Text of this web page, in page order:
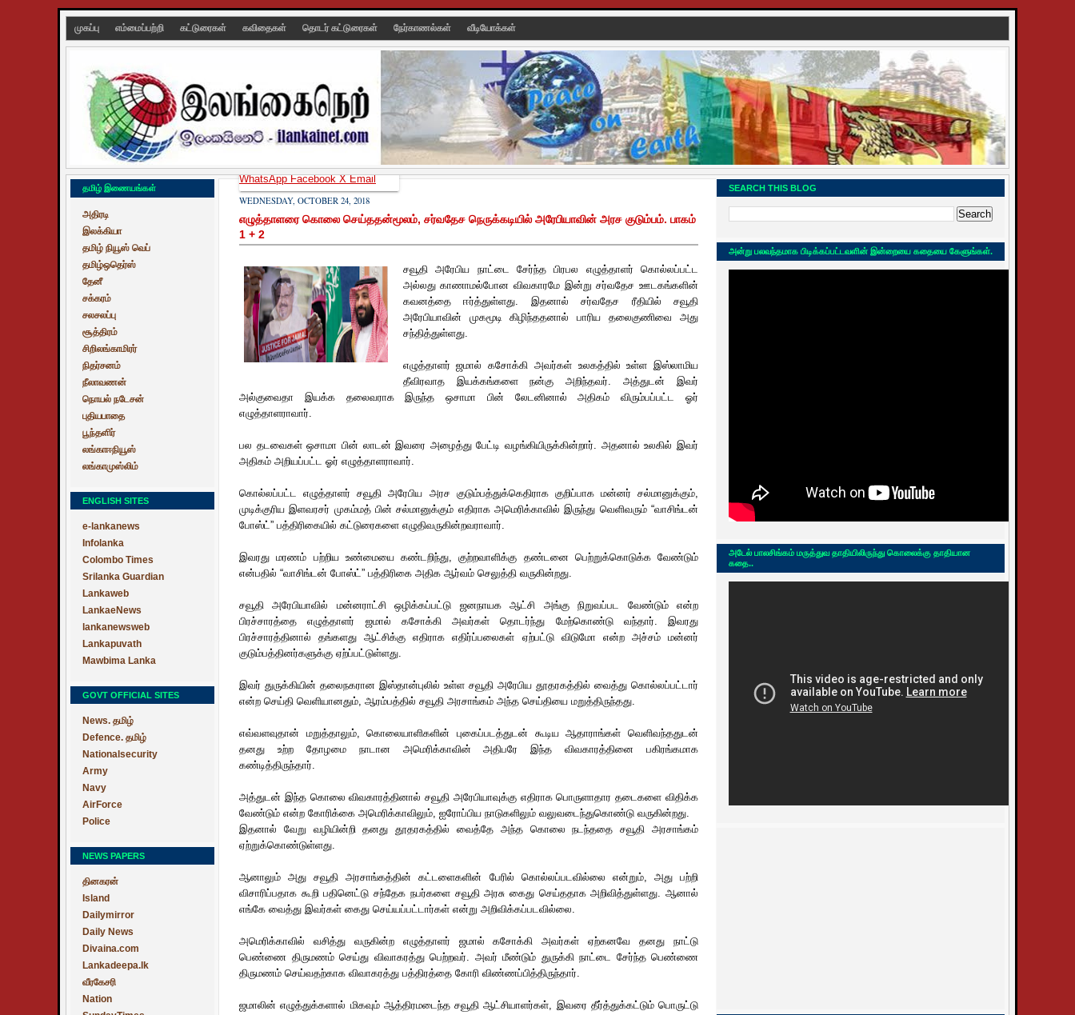
முகப்பு எம்மைப்பற்றி கட்டுரைகள் கவிதைகள் தொடர் கட்டுரைகள் நேர்காணல்கள் வீடியோக்கள்
தமிழ் இணையங்கள்
அதிரடி
இலக்கியா
தமிழ் நியூஸ் வெப்
தமிழ்ஒதெர்ஸ்
தேனீ
சக்கரம்
சலசலப்பு
சூத்திரம்
சிறிலங்காமிரர்
நிதர்சனம்
நீலாவணன்
நொயல் நடேசன்
புதியபாதை
பூந்தளிர்
லங்காஈநியூஸ்
லங்காமுஸ்லிம்
ENGLISH SITES
e-lankanews
Infolanka
Colombo Times
Srilanka Guardian
Lankaweb
LankaeNews
lankanewsweb
Lankapuvath
Mawbima Lanka
GOVT OFFICIAL SITES
News. தமிழ்
Defence. தமிழ்
Nationalsecurity
Army
Navy
AirForce
Police
NEWS PAPERS
தினகரன்
Island
Dailymirror
Daily News
Divaina.com
Lankadeepa.lk
வீரகேசரி
Nation
WEDNESDAY, OCTOBER 24, 2018
எழுத்தாளரை கொலை செய்ததன்மூலம், சர்வதேச நெருக்கடியில் அரேபியாவின் அரச குடும்பம். பாகம்
1 + 2
சவூதி அரேபிய நாட்டை சேர்ந்த பிரபல எழுத்தாளர் கொல்லப்பட்ட
அல்லது காணாமல்போன விவகாரமே இன்று சர்வதேச ஊடகங்களின்
கவனத்தை ஈர்த்துள்ளது. இதனால் சர்வதேச ரீதியில் சவூதி
அரேபியாவின் முகமூடி கிழிந்ததனால் பாரிய தலைகுணிவை அது
சந்தித்துள்ளது.
எழுத்தாளர் ஜமால் கசோக்கி அவர்கள் உலகத்தில் உள்ள இஸ்லாமிய
தீவிரவாத இயக்கங்களை நன்கு அறிந்தவர். அத்துடன் இவர்
அல்குவைதா இயக்க தலைவராக இருந்த ஒசாமா பின் லேடனினால் அதிகம் விரும்பப்பட்ட ஓர்
எழுத்தாளராவார்.
பல தடவைகள் ஒசாமா பின் லாடன் இவரை அழைத்துபேட்டி வழங்கியிருக்கின்றார். அதனால் உலகில் இவர்
அதிகம் அறியப்பட்ட ஓர் எழுத்தாளராவார்.
கொல்லப்பட்ட எழுத்தாளர் சவூதி அரேபிய அரச குடும்பத்துக்கெதிராக குறிப்பாக மன்னர் சல்மானுக்கும்,
முடிக்குரிய இளவரசர் முகம்மத் பின் சல்மானுக்கும் எதிராக அமெரிக்காவில் இருந்து வெளிவரும் “வாசிங்டன்
போஸ்ட்” பத்திரிகையில் கட்டுரைகளை எழுதிவருகின்றவராவார்.
இவரது மரணம் பற்றிய உண்மையை கண்டறிந்து, குற்றவாளிக்கு தண்டனை பெற்றுக்கொடுக்க வேண்டும்
என்பதில் “வாசிங்டன் போஸ்ட்” பத்திரிகை அதிக ஆர்வம் செலுத்தி வருகின்றது.
சவூதி அரேபியாவில் மன்னராட்சி ஒழிக்கப்பட்டு ஜனநாயக ஆட்சி அங்கு நிறுவப்பட வேண்டும் என்ற
பிரச்சாரத்தை எழுத்தாளர் ஜமால் கசோக்கி அவர்கள் தொடர்ந்து மேற்கொண்டு வந்தார். இவரது
பிரச்சாரத்தினால் தங்களது ஆட்சிக்கு எதிராக எதிர்ப்பலைகள் ஏற்பட்டு விடுமோ என்ற அச்சம் மன்னர்
குடும்பத்தினர்களுக்கு ஏற்ப்பட்டுள்ளது.
இவர் துருக்கியின் தலைநகரான இஸ்தான்புலில் உள்ள சவூதி அரேபிய தூதரகத்தில் வைத்து கொல்லப்பட்டார்
என்ற செய்தி வெளியானதும், ஆரம்பத்தில் சவூதி அரசாங்கம் அந்த செய்தியை மறுத்திருந்தது.
எவ்வளவுதான் மறுத்தாலும், கொலையாளிகளின் புகைப்படத்துடன் கூடிய ஆதாராங்கள் வெளிவந்ததுடன்
தனது உற்ற தோழமை நாடான அமெரிக்காவின் அதிபரே இந்த விவகாரத்தினை பகிரங்கமாக
கண்டித்திருந்தார்.
அத்துடன் இந்த கொலை விவகாரத்தினால் சவூதி அரேபியாவுக்கு எதிராக பொருளாதார தடைகளை விதிக்க
வேண்டும் என்ற கோரிக்கை அமெரிக்காவிலும், ஐரோப்பிய நாடுகளிலும் வலுவடைந்துகொண்டு வருகின்றது.
இதனால் வேறு வழியின்றி தனது தூதரகத்தில் வைத்தே அந்த கொலை நடந்ததை சவூதி அரசாங்கம்
ஏற்றுக்கொண்டுள்ளது.
ஆனாலும் அது சவூதி அரசாங்கத்தின் கட்டளைகளின் பேரில் கொல்லப்படவில்லை என்றும், அது பற்றி
விசாரிப்பதாக கூறி பதினெட்டு சந்தேக நபர்களை சவூதி அரசு கைது செய்ததாக அறிவித்துள்ளது. ஆனால்
எங்கே வைத்து இவர்கள் கைது செய்யப்பட்டார்கள் என்று அறிவிக்கப்படவில்லை.
அமெரிக்காவில் வசித்து வருகின்ற எழுத்தாளர் ஜமால் கசோக்கி அவர்கள் ஏற்கனவே தனது நாட்டு
பெண்ணை திருமணம் செய்து விவாகரத்து பெற்றவர். அவர் மீண்டும் துருக்கி நாட்டை சேர்ந்த பெண்ணை
திருமணம் செய்வதற்காக விவாகரத்து பத்திரத்தை கோரி விண்ணப்பித்திருந்தார்.
ஜமாலின் எழுத்துக்களால் மிகவும் ஆத்திரமடைந்த சவூதி ஆட்சியாளர்கள், இவரை தீர்த்துக்கட்டும் பொருட்டு
WhatsAppFacebookXEmail
SEARCH THIS BLOG
அன்று பலவந்தமாக பிடிக்கப்பட்டவளின் இன்றையை கதையை கேளுங்கள்.
அடேல் பாலசிங்கம் மருத்துவ தாதியிலிருந்து கொலைக்கு தாதியான
கதை..